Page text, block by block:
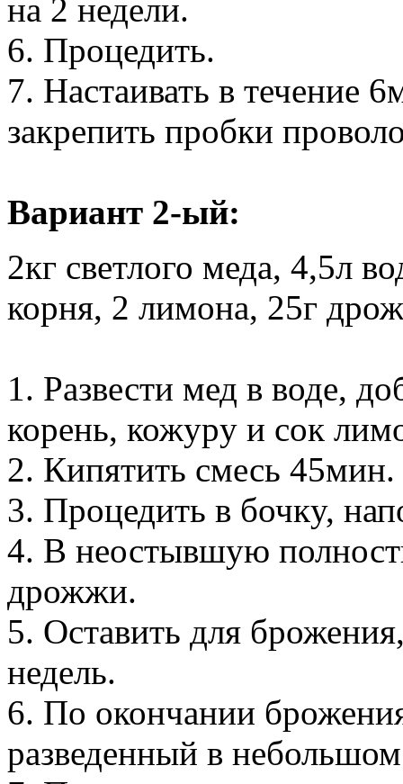
на 2 недели.
6. Пpоцедить.
7. Hастаивать в течение
закpепить пpобки
Ваpиант 2-ый:
2кг светлого меда, 4,5л
коpня, 2 лимона, 25г
1. Развести мед в воде,
коpень, кожypy и сок
2. Кипятить смесь 45мин.
3. Пpоцедить в бочкy,
4. В неостывшyю
дpожжи.
5. Оставить для
недель.
6. По окончании
pазведенный в